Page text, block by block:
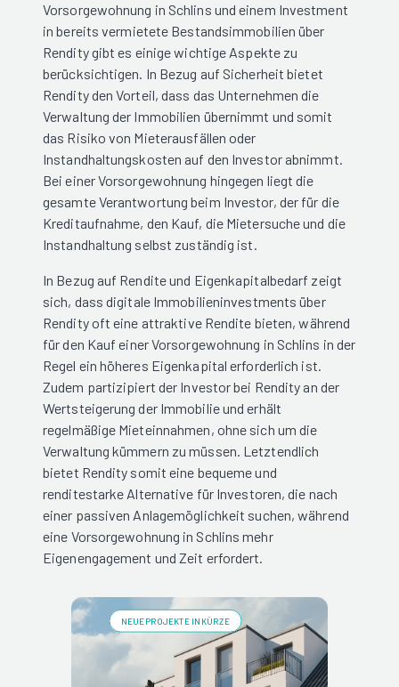
Vorsorgewohnung in Schlins und einem Investment
in bereits vermietete Bestandsimmobilien über
Rendity gibt es einige wichtige Aspekte zu
berücksichtigen. In Bezug auf Sicherheit bietet
Rendity den Vorteil, dass das Unternehmen die
Verwaltung der Immobilien übernimmt und somit
das Risiko von Mieterausfällen oder
Instandhaltungskosten auf den Investor abnimmt.
Bei einer Vorsorgewohnung hingegen liegt die
gesamte Verantwortung beim Investor, der für die
Kreditaufnahme, den Kauf, die Mietersuche und die
Instandhaltung selbst zuständig ist.
In Bezug auf Rendite und Eigenkapitalbedarf zeigt
sich, dass digitale Immobilieninvestments über
Rendity oft eine attraktive Rendite bieten, während
für den Kauf einer Vorsorgewohnung in Schlins in der
Regel ein höheres Eigenkapital erforderlich ist.
Zudem partizipiert der Investor bei Rendity an der
Wertsteigerung der Immobilie und erhält
regelmäßige Mieteinnahmen, ohne sich um die
Verwaltung kümmern zu müssen. Letztendlich
bietet Rendity somit eine bequeme und
renditestarke Alternative für Investoren, die nach
einer passiven Anlagemöglichkeit suchen, während
eine Vorsorgewohnung in Schlins mehr
Eigenengagement und Zeit erfordert.
NEUE PROJEKTE IN KÜRZE